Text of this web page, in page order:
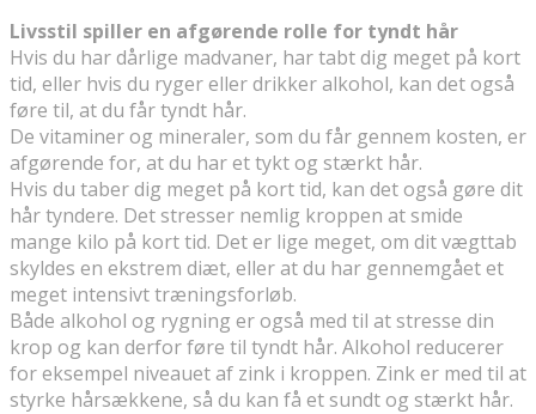
Livsstil spiller en afgørende rolle for tyndt hår
Hvis du har dårlige madvaner, har tabt dig meget på kort
tid, eller hvis du ryger eller drikker alkohol, kan det også
føre til, at du får tyndt hår.
De vitaminer og mineraler, som du får gennem kosten, er
afgørende for, at du har et tykt og stærkt hår.
Hvis du taber dig meget på kort tid, kan det også gøre dit
hår tyndere. Det stresser nemlig kroppen at smide
mange kilo på kort tid. Det er lige meget, om dit vægttab
skyldes en ekstrem diæt, eller at du har gennemgået et
meget intensivt træningsforløb.
Både alkohol og rygning er også med til at stresse din
krop og kan derfor føre til tyndt hår. Alkohol reducerer
for eksempel niveauet af zink i kroppen. Zink er med til at
styrke hårsækkene, så du kan få et sundt og stærkt hår.